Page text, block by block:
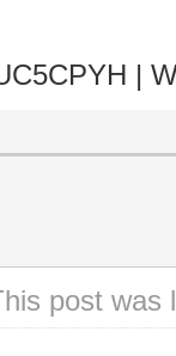
|
post was